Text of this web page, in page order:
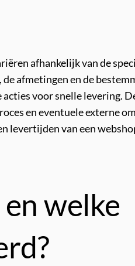
afhankelijk van de
afmetingen en de
acties voor snelle levering.
en eventuele externe
levertijden van een
welke